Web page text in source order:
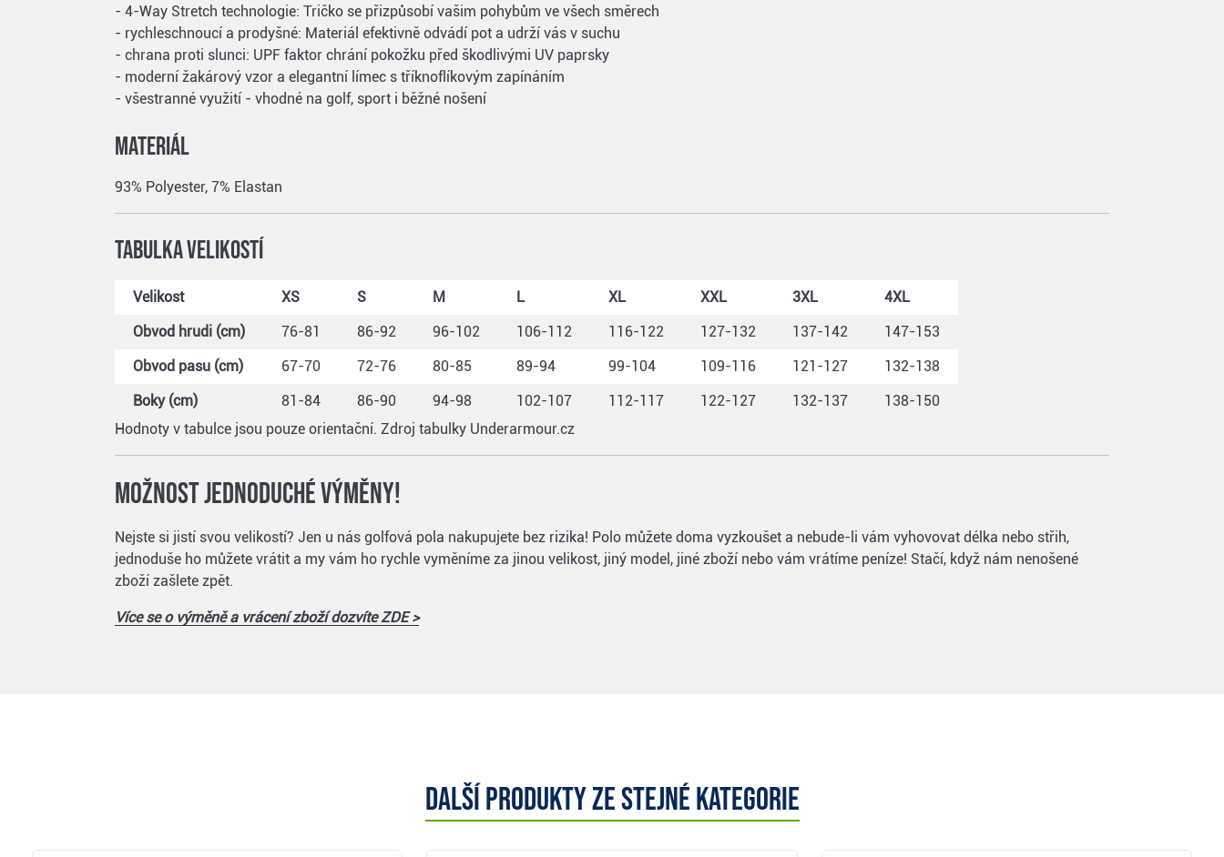
- 4-Way Stretch technologie: Tričko se přizpůsobí vašim pohybům ve všech směrech
- rychleschnoucí a prodyšné: Materiál efektivně odvádí pot a udrží vás v suchu
- chrana proti slunci: UPF faktor chrání pokožku před škodlivými UV paprsky
- moderní žakárový vzor a elegantní límec s tříknoflíkovým zapínáním
- všestranné využití - vhodné na golf, sport i běžné nošení
Materiál
93% Polyester, 7% Elastan
Tabulka velikostí
Velikost XS S M L XL XXL 3XL
4XL
Obvod hrudi (cm)
76-81 86-92 96-102 106-112 116-122 127-132 137-142
147-153
Obvod pasu (cm)
67-70 72-76 80-85 89-94 99-104 109-116 121-127
132-138
Boky (cm)
81-84 86-90 94-98 102-107 112-117 122-127 132-137
138-150
Hodnoty v tabulce jsou pouze orientační. Zdroj tabulky Underarmour.cz
Možnost jednoduché výměny!
Nejste si jistí svou velikostí? Jen u nás golfová pola nakupujete bez rizika! Polo můžete doma vyzkoušet a nebude-li vám vyhovovat délka nebo střih,
jednoduše ho můžete vrátit a my vám ho rychle vyměníme za jinou velikost, jiný model, jiné zboží nebo vám vrátíme peníze! Stačí, když nám nenošené
zboží zašlete zpět.
Více se o výměně a vrácení zboží dozvíte ZDE >
Další produkty ze stejné kategorie